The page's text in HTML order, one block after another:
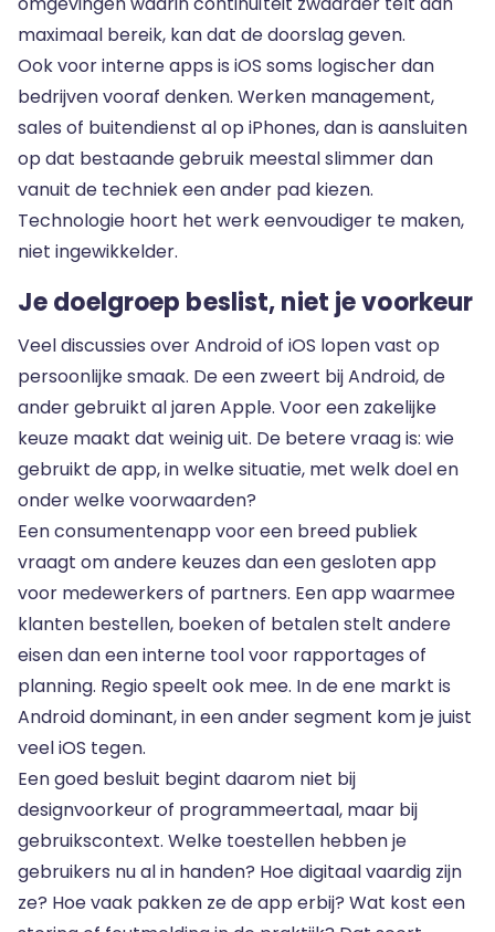
maximaal bereik, kan dat de doorslag geven.
Ook voor interne apps is iOS soms logischer dan
bedrijven vooraf denken. Werken management,
sales of buitendienst al op iPhones, dan is aansluiten
op dat bestaande gebruik meestal slimmer dan
vanuit de techniek een ander pad kiezen.
Technologie hoort het werk eenvoudiger te maken,
niet ingewikkelder.
Je doelgroep beslist, niet je voorkeur
Veel discussies over Android of iOS lopen vast op
persoonlijke smaak. De een zweert bij Android, de
ander gebruikt al jaren Apple. Voor een zakelijke
keuze maakt dat weinig uit. De betere vraag is: wie
gebruikt de app, in welke situatie, met welk doel en
onder welke voorwaarden?
Een consumentenapp voor een breed publiek
vraagt om andere keuzes dan een gesloten app
voor medewerkers of partners. Een app waarmee
klanten bestellen, boeken of betalen stelt andere
eisen dan een interne tool voor rapportages of
planning. Regio speelt ook mee. In de ene markt is
Android dominant, in een ander segment kom je juist
veel iOS tegen.
Een goed besluit begint daarom niet bij
designvoorkeur of programmeertaal, maar bij
gebruikscontext. Welke toestellen hebben je
gebruikers nu al in handen? Hoe digitaal vaardig zijn
ze? Hoe vaak pakken ze de app erbij? Wat kost een